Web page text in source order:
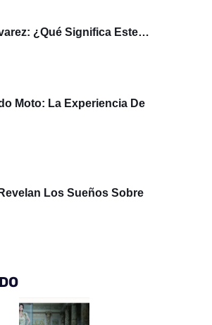
¿Qué Significa Este…
Moto: La Experiencia De
Los Sueños Sobre